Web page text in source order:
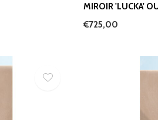
MIROIR 'LUCKA'
€725,00